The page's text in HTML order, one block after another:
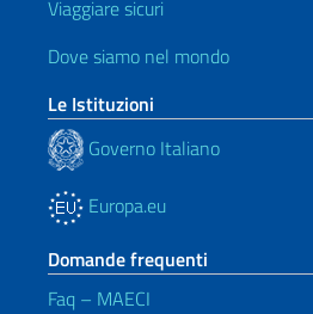
Viaggiare sicuri
Dove siamo nel mondo
Le Istituzioni
Governo Italiano
Europa.eu
Domande frequenti
Faq – MAECI